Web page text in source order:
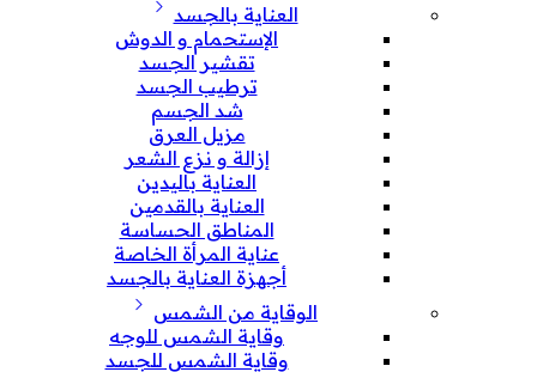
العناية بالجسد
الإستحمام و الدوش
تقشير الجسد
ترطيب الجسد
شد الجسم
مزيل العرق
إزالة و نزع الشعر
العناية باليدين
العناية بالقدمين
المناطق الحساسة
عناية المرأة الخاصة
أجهزة العناية بالجسد
الوقاية من الشمس
وقاية الشمس للوجه
وقاية الشمس للجسد